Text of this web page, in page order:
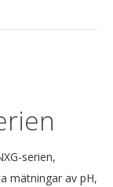
serien,
mätningar av pH,